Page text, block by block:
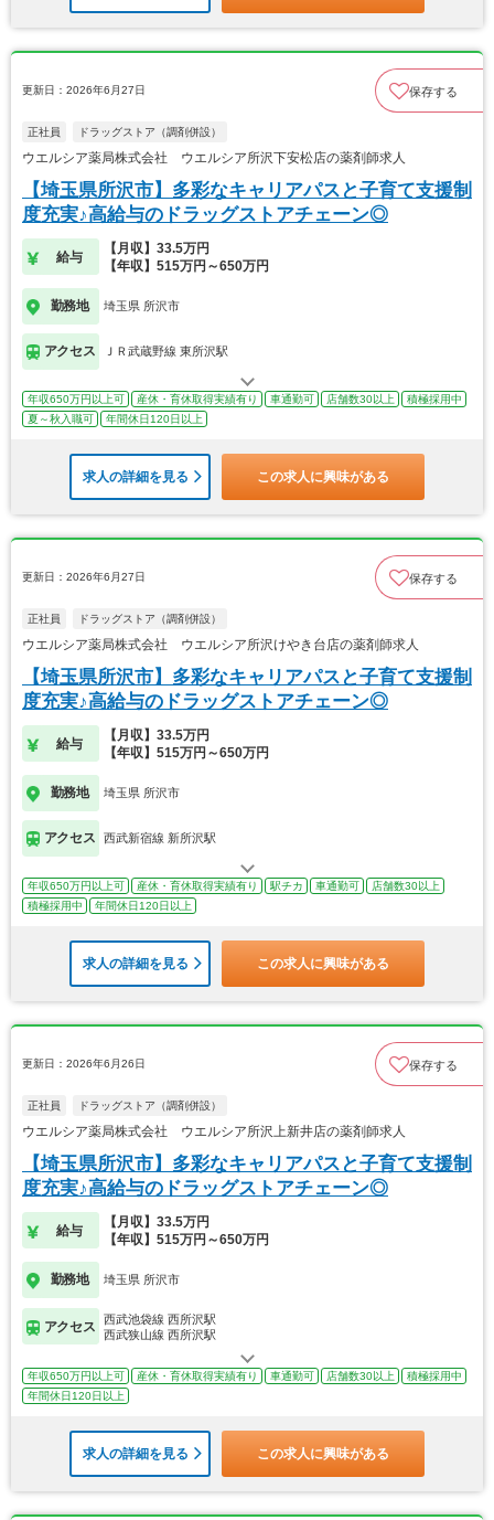
更新日：2026年6月27日 保存する
正社員 ドラッグストア（調剤併設）
ウエルシア薬局株式会社 ウエルシア所沢下安松店の薬剤師求人
【埼玉県所沢市】多彩なキャリアパスと子育て支援制
度充実♪高給与のドラッグストアチェーン◎
給与
【月収】33.5万円
【年収】515万円～650万円
勤務地 埼玉県 所沢市
アクセス ＪＲ武蔵野線 東所沢駅
年収650万円以上可 産休・育休取得実績有り 車通勤可 店舗数30以上
積極採用中
夏～秋入職可
年間休日120日以上
求人の詳細を見る この求人に興味がある
更新日：2026年6月27日 保存する
正社員 ドラッグストア（調剤併設）
ウエルシア薬局株式会社 ウエルシア所沢けやき台店の薬剤師求人
【埼玉県所沢市】多彩なキャリアパスと子育て支援制
度充実♪高給与のドラッグストアチェーン◎
給与
【月収】33.5万円
【年収】515万円～650万円
勤務地 埼玉県 所沢市
アクセス 西武新宿線 新所沢駅
年収650万円以上可 産休・育休取得実績有り 駅チカ 車通勤可
店舗数30以上
積極採用中
年間休日120日以上
求人の詳細を見る この求人に興味がある
更新日：2026年6月26日 保存する
正社員 ドラッグストア（調剤併設）
ウエルシア薬局株式会社 ウエルシア所沢上新井店の薬剤師求人
【埼玉県所沢市】多彩なキャリアパスと子育て支援制
度充実♪高給与のドラッグストアチェーン◎
給与
【月収】33.5万円
【年収】515万円～650万円
勤務地 埼玉県 所沢市
アクセス
西武池袋線 西所沢駅
西武狭山線 西所沢駅
年収650万円以上可 産休・育休取得実績有り 車通勤可 店舗数30以上
積極採用中
年間休日120日以上
求人の詳細を見る この求人に興味がある